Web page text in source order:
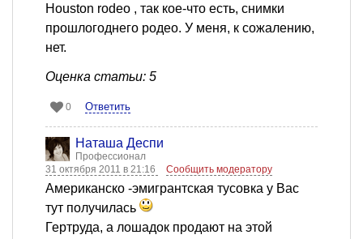
Houston rodeo , так кое-что есть, снимки
прошлогоднего родео. У меня, к сожалению,
нет.
Оценка статьи: 5
0 Ответить
Наташа Деспи
Профессионал
31 октября 2011 в 21:16
Сообщить модератору
Американско -эмигрантская тусовка у Вас
тут получилась
Гертруда, а лошадок продают на этой